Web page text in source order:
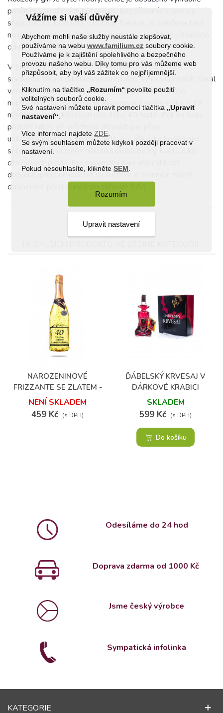
Vážíme si vaší důvěry
Abychom mohli naše služby neustále zlepšovat,
používáme na webuwww.familium.cz soubory cookie.
Používáme je k zajištění spolehlivého a bezpečného
provozu našeho webu. Díky tomu pro vás můžeme web
přizpůsobit, aby byl váš zážitek co nejpříjemnější.
Kliknutím na tlačítko „Rozumím“ povolíte použití
volitelných souborů cookie.
Své nastavení můžete upravit pomocí tlačítka „Upravit
nastavení“
Více informací najdeteZDE
Se svým souhlasem můžete kdykoli později pracovat v
nastavení.
Pokud nesouhlasíte, klikněteSEM
Rozumím
Upravit nastavení
použitím specifických botanicals, bez přidaných barviv a
stabilizátorů. Proměna v růžovo-fialovou je založena také
na přírodní botanické bázi. Samozřejmě také bez přidaného
cukru či jiných sladidel.
V Endorphin Magic ImaGINe jalovec trochu ustoupil
sladkému tělu a zakulacenému závěru. Tyhle vlastnosti získal
v měděné koloně průtahovou destilaci velejemného
neutrálního lihu, ve které je macerovaná směs celkem 19
místních i exotických bylin po dobu 40 hodin. Pak na řadu
přichází infuze při průchodu lihových par přes
unikátní vaporizační komoru, kde je v několika koších nad
sebou umístěna směs několika druhů byliny, květů a kůr
citrusových plodů. Pro maximální barevnou stálost
doporučujeme uchovávat na suchém a temném místě,
chráněném před slunečním zářením (UV).
NAROZENINOVÉ
FRIZZANTE SE ZLATEM -
40 LET
NENÍ SKLADEM
459 Kč (s DPH)
ĎÁBELSKÝ KRVESAJ V
DÁRKOVÉ KRABICI
SKLADEM
599 Kč (s DPH)
Do košíku
Odesíláme do 24 hod
Doprava zdarma od 1000 Kč
Jsme český výrobce
Sympatická infolinka
KATEGORIE